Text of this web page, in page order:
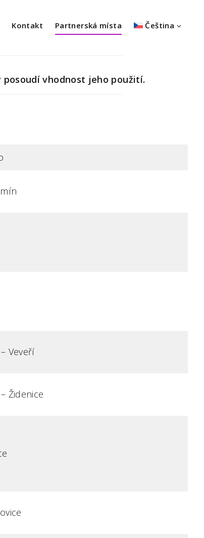
Kontakt Partnerská místa Čeština
vhodnost jeho použití.
Veveří
Židenice